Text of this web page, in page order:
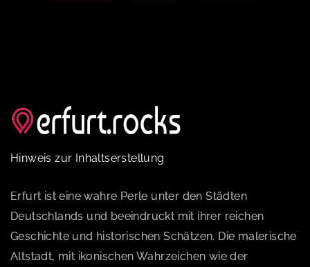
Hinweis zur Inhaltserstellung
Erfurt ist eine wahre Perle unter den Städten
Deutschlands und beeindruckt mit ihrer reichen
Geschichte und historischen Schätzen. Die malerische
Altstadt, mit ikonischen Wahrzeichen wie der